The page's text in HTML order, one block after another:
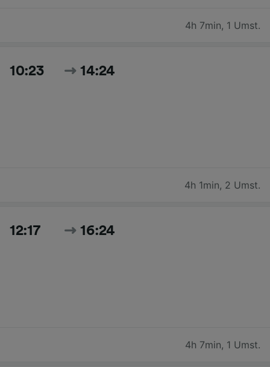
4h 7min, 1 Umst.
10:23 14:24
4h 1min, 2 Umst.
12:17 16:24
4h 7min, 1 Umst.